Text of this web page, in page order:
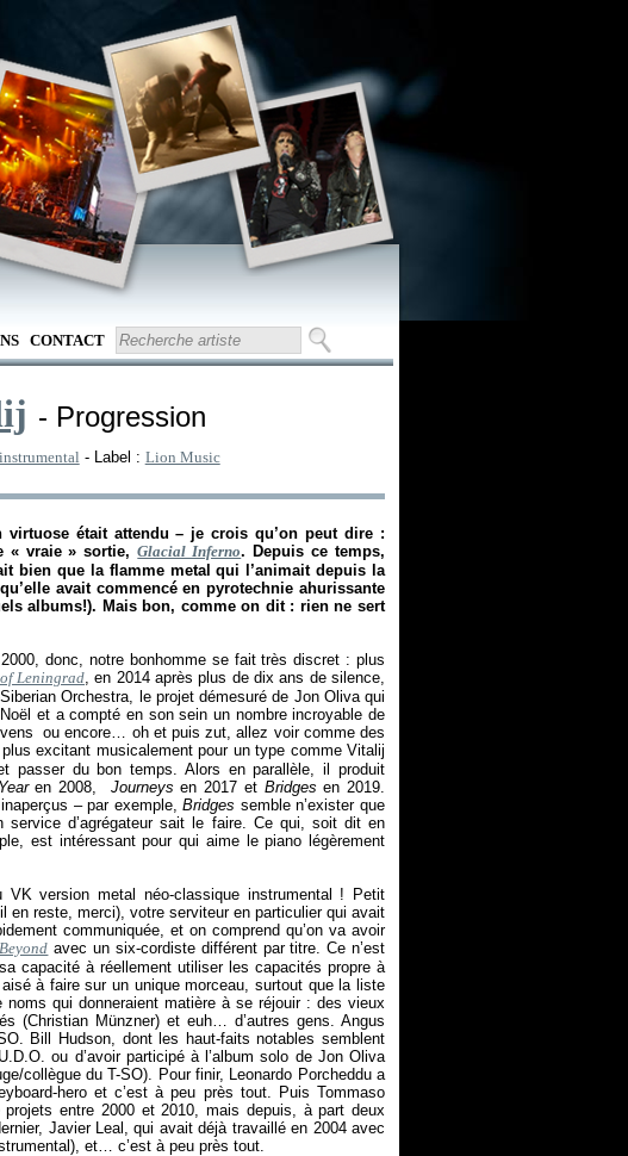
CONTACT
- Progression
instrumental - Label : Lion Music
était attendu – je crois qu’on peut dire :
« vraie » sortie,Glacial Inferno. Depuis ce temps,
bien que la flamme metal qui l’animait depuis la
avait commencé en pyrotechnie ahurissante
albums!). Mais bon, comme on dit : rien ne sert
donc, notre bonhomme se fait très discret : plus
Leningrad, en 2014 après plus de dix ans de silence,
Orchestra, le projet démesuré de Jon Oliva qui
et a compté en son sein un nombre incroyable de
ou encore… oh et puis zut, allez voir comme des
excitant musicalement pour un type comme Vitalij
passer du bon temps. Alors en parallèle, il produit
en 2008, Journeysen 2017 et Bridgesen 2019.
– par exemple,Bridges semble n’exister que
d’agrégateur sait le faire. Ce qui, soit dit en
est intéressant pour qui aime le piano légèrement
version metal néo-classique instrumental ! Petit
en reste, merci), votre serviteur en particulier qui avait
communiquée, et on comprend qu’on va avoir
avec un six-cordiste différent par titre. Ce n’est
capacité à réellement utiliser les capacités propre à
à faire sur un unique morceau, surtout que la liste
qui donneraient matière à se réjouir : des vieux
(Christian Münzner) et euh… d’autres gens. Angus
Bill Hudson, dont les haut-faits notables semblent
ou d’avoir participé à l’album solo de Jon Oliva
collègue du T-SO). Pour finir, Leonardo Porcheddu a
hero et c’est à peu près tout. Puis Tommaso
entre 2000 et 2010, mais depuis, à part deux
Javier Leal, qui avait déjà travaillé en 2004 avec
et… c’est à peu près tout.